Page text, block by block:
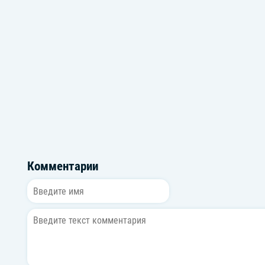
Комментарии